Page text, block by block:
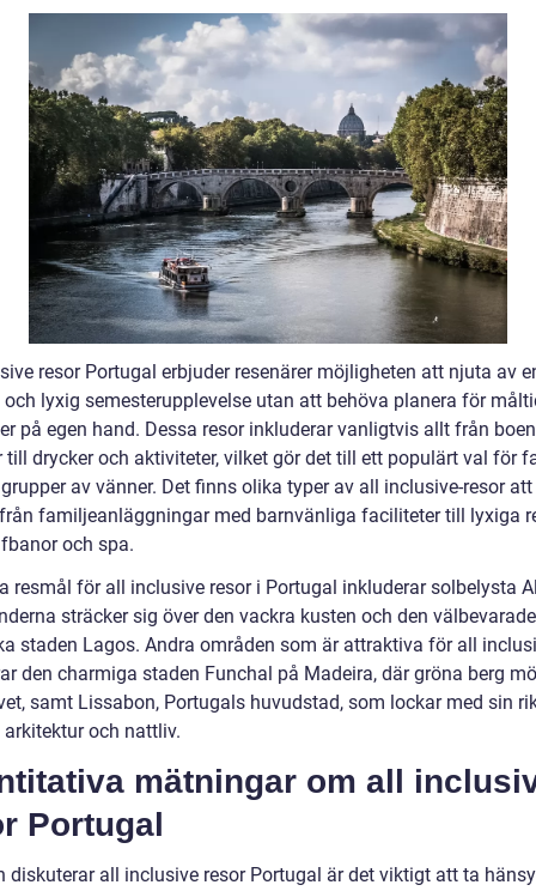
resor Portugal erbjuder resenärer möjligheten att njuta av
lyxig semesterupplevelse utan att behöva planera för
på egen hand. Dessa resor inkluderar vanligtvis allt från
till drycker och aktiviteter, vilket gör det till ett populärt val för
av vänner. Det finns olika typer av all inclusive-resor
familjeanläggningar med barnvänliga faciliteter till lyxiga
och spa.
resmål för all inclusive resor i Portugal inkluderar solbelysta
sträcker sig över den vackra kusten och den välbevarade
staden Lagos. Andra områden som är attraktiva för all
den charmiga staden Funchal på Madeira, där gröna berg
samt Lissabon, Portugals huvudstad, som lockar med sin
och nattliv.
mätningar om all
Portugal
diskuterar all inclusive resor Portugal är det viktigt att ta